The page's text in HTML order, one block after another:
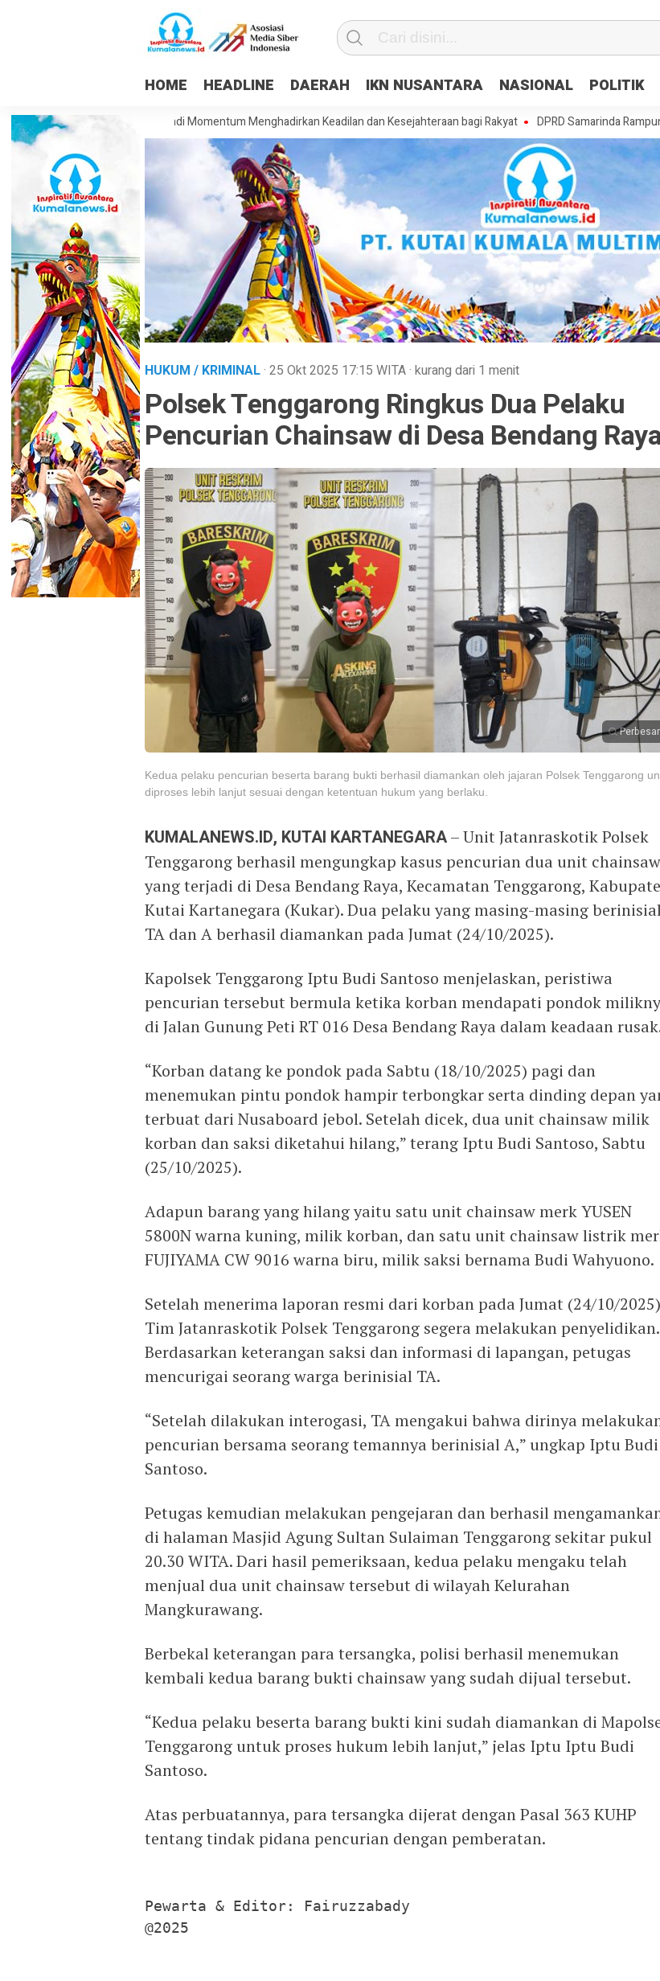
HOME HEADLINE DAERAH IKN NUSANTARA NASIONAL POLITIK
HUT ke-81 RI Harus Jadi Momentum Menghadirkan Keadilan dan Kesejahteraan bagi Rakyat DPRD Samarinda Rampungkan
HUKUM / KRIMINAL· 25 Okt 2025 17:15 WITA· kurang dari 1 menit
Polsek Tenggarong Ringkus Dua Pelaku
Pencurian Chainsaw di Desa Bendang
Perbesar
Kedua pelaku pencurian beserta barang bukti berhasil diamankan oleh jajaran Polsek Tenggarong
diproses lebih lanjut sesuai dengan ketentuan hukum yang berlaku.
KUMALANEWS.ID, KUTAI KARTANEGARA– Unit Jatanraskotik Polsek
Tenggarong berhasil mengungkap kasus pencurian dua unit chainsaw
yang terjadi di Desa Bendang Raya, Kecamatan Tenggarong,
Kutai Kartanegara (Kukar). Dua pelaku yang masing-masing
TA dan A berhasil diamankan pada Jumat (24/10/2025).
Kapolsek Tenggarong Iptu Budi Santoso menjelaskan, peristiwa
pencurian tersebut bermula ketika korban mendapati pondok
di Jalan Gunung Peti RT 016 Desa Bendang Raya dalam keadaan
“Korban datang ke pondok pada Sabtu (18/10/2025) pagi dan
menemukan pintu pondok hampir terbongkar serta dinding depan
terbuat dari Nusaboard jebol. Setelah dicek, dua unit chainsaw milik
korban dan saksi diketahui hilang,” terang Iptu Budi Santoso, Sabtu
(25/10/2025).
Adapun barang yang hilang yaitu satu unit chainsaw merk YUSEN
5800N warna kuning, milik korban, dan satu unit chainsaw listrik
FUJIYAMA CW 9016 warna biru, milik saksi bernama Budi Wahyuono.
Setelah menerima laporan resmi dari korban pada Jumat (24/10/
Tim Jatanraskotik Polsek Tenggarong segera melakukan penyelidikan.
Berdasarkan keterangan saksi dan informasi di lapangan, petugas
mencurigai seorang warga berinisial TA.
“Setelah dilakukan interogasi, TA mengakui bahwa dirinya
pencurian bersama seorang temannya berinisial A,” ungkap Iptu Budi
Santoso.
Petugas kemudian melakukan pengejaran dan berhasil
di halaman Masjid Agung Sultan Sulaiman Tenggarong sekitar pukul
20.30 WITA. Dari hasil pemeriksaan, kedua pelaku mengaku telah
menjual dua unit chainsaw tersebut di wilayah Kelurahan
Mangkurawang.
Berbekal keterangan para tersangka, polisi berhasil menemukan
kembali kedua barang bukti chainsaw yang sudah dijual tersebut.
“Kedua pelaku beserta barang bukti kini sudah diamankan di
Tenggarong untuk proses hukum lebih lanjut,” jelas Iptu Iptu Budi
Santoso.
Atas perbuatannya, para tersangka dijerat dengan Pasal 363 KUHP
tentang tindak pidana pencurian dengan pemberatan.
Pewarta & Editor: Fairuzzabady
@2025